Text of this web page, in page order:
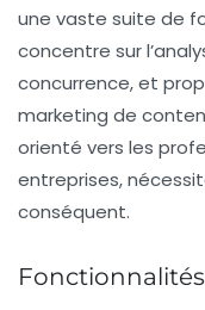
une vaste suite de
concentre sur
concurrence, et
marketing de
orienté vers les
entreprises,
conséquent.